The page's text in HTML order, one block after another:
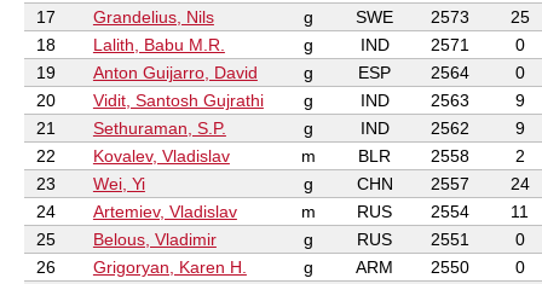
17
Grandelius, Nils g SWE 2573
25
18
Lalith, Babu M.R. g IND 2571
0
19
Anton Guijarro, David g ESP 2564
0
20
Vidit, Santosh Gujrathi g IND 2563
9
21
Sethuraman, S.P. g IND 2562
9
22
Kovalev, Vladislav m BLR 2558
2
23
Wei, Yi g CHN 2557
24
24
Artemiev, Vladislav m RUS 2554
11
25
Belous, Vladimir g RUS 2551
0
26
Grigoryan, Karen H. g ARM 2550
0